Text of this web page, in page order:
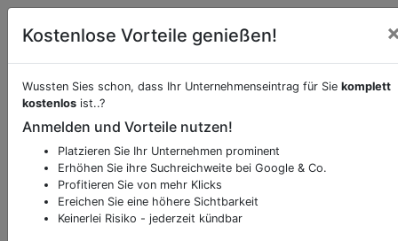
Beschreibung & Services von
Sie möchten eine Beschreibung, Dienstleistung
oder andere relevante Informationen hinzufügen?
Klicken Sie bitte hierum uns zu kontaktieren.
Kostenlose Vorteile genießen!
Wussten Sies schon, dass Ihr Unternehmenseintrag für Sie komplett
kostenlos ist..?
Anmelden und Vorteile nutzen!
Platzieren Sie Ihr Unternehmen prominent
Erhöhen Sie ihre Suchreichweite bei Google & Co.
Profitieren Sie von mehr Klicks
Ereichen Sie eine höhere Sichtbarkeit
Keinerlei Risiko - jederzeit kündbar